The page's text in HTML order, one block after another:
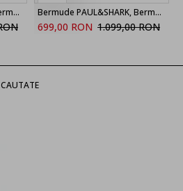
Bermuda PAUL&SHARK, Bermuda sweatshorts in Active Fleece cotton Bermude PAUL&SHARK, Bermuda sweatshorts in Active Fleece cotton
699,00 RON 1.099,00 RON